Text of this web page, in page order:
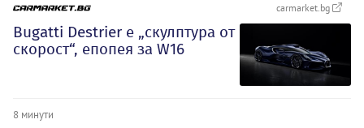
carmarket.bg
Bugatti Destrier е „скулптура от
скорост“, епопея за W16
8 минути